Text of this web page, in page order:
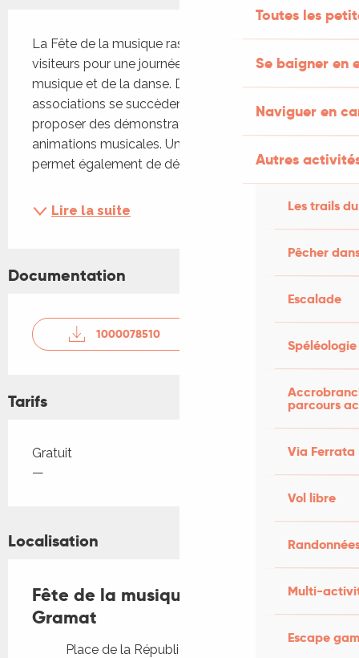
Toutes les
Se baigner en
Naviguer en
Autres
Les trails
Pêcher
Escalade
Spéléologie
parcours
Via Ferrata
Vol libre
Multi-
Escape
La Fête de la musique rassemble habitants et
visiteurs pour une journée festive autour de la
musique et de la danse. Des groupes et
associations se succèdent sur scène pour
proposer des démonstrations, concerts et
animations musicales. Une brocante musicale
permet également de découvrir...
Lire la suite
Documentation
1000078510
Tarifs
Tarifs 2026
Gratuit
—
Localisation
Fête de la musique et brocante à
Gramat
Place de la République, 46500 Gramat